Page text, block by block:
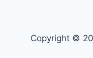
Copyright ©